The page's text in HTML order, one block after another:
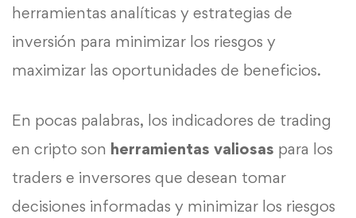
herramientas analíticas y estrategias de
inversión para minimizar los riesgos y
maximizar las oportunidades de beneficios.
En pocas palabras, los indicadores de trading
en cripto son herramientas valiosas para los
traders e inversores que desean tomar
decisiones informadas y minimizar los riesgos